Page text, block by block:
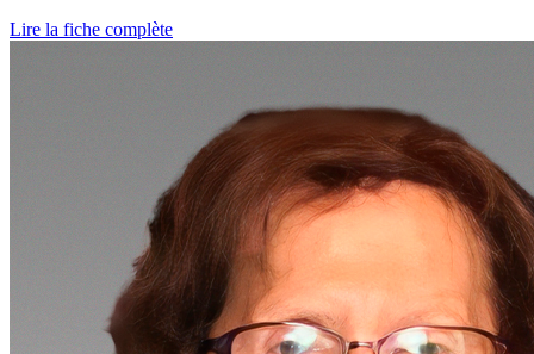
Lire la fiche complète